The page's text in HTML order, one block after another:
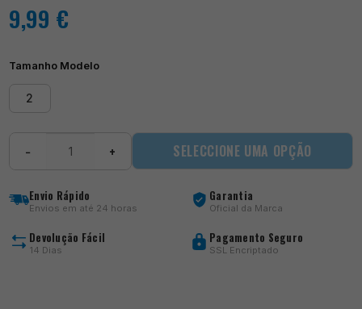
9,99 €
Tamanho Modelo
2
− + SELECCIONE UMA OPÇÃO
Envio Rápido
Envios em até 24 horas
Garantia
Oficial da Marca
Devolução Fácil
14 Dias
Pagamento Seguro
SSL Encriptado